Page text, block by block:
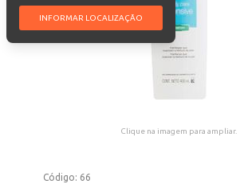
INFORMAR LOCALIZAÇÃO
Clique na imagem para ampliar.
Código: 66